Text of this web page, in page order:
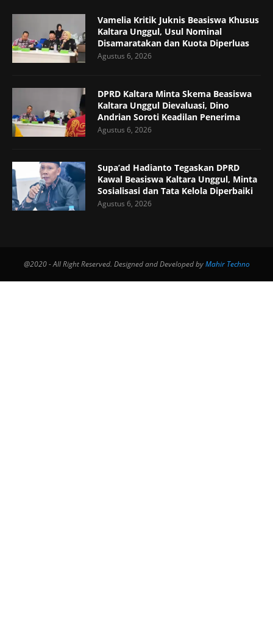
Vamelia Kritik Juknis Beasiswa Khusus
Kaltara Unggul, Usul Nominal
Disamaratakan dan Kuota Diperluas
Agustus 6, 2026
DPRD Kaltara Minta Skema Beasiswa
Kaltara Unggul Dievaluasi, Dino
Andrian Soroti Keadilan Penerima
Agustus 6, 2026
Supa’ad Hadianto Tegaskan DPRD
Kawal Beasiswa Kaltara Unggul, Minta
Sosialisasi dan Tata Kelola Diperbaiki
Agustus 6, 2026
@2020 - All Right Reserved. Designed and Developed byMahir Techno